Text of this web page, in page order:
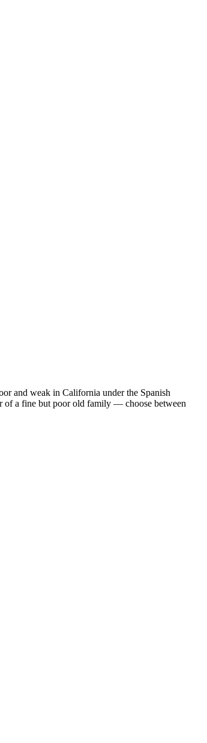
and weak in California under the Spanish
of a fine but poor old family — choose between